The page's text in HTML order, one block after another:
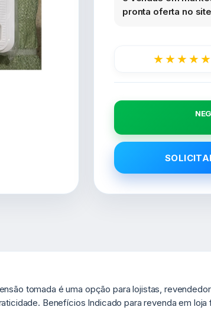
pronta oferta no
★★★★★
tomada é uma opção para lojistas,
Benefícios Indicado para revenda em